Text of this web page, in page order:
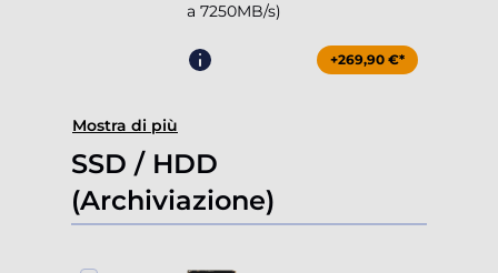
a 7250MB/s)
+269,90 €*
Mostra di più
SSD / HDD
(Archiviazione)